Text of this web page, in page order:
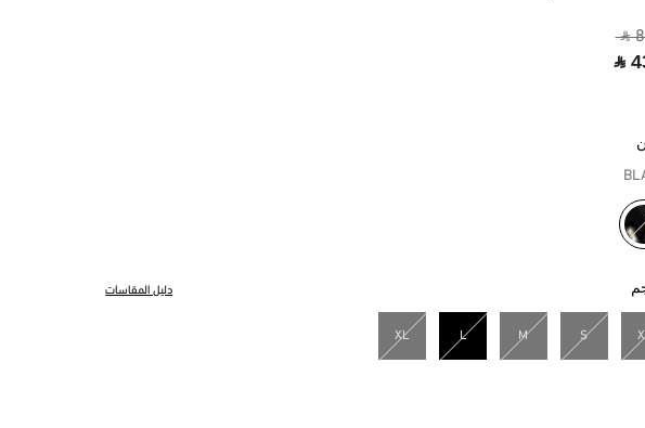
⃁
⃁
مختار
دليل المقاسات
S
M
L
مختار
XL